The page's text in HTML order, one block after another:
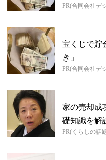
PR(合同会社デ
宝くじで貯
き」
PR(合同会社デ
家の売却成
礎知識を解
PR(くらしの話